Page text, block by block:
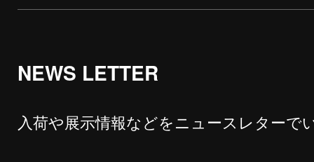
NEWS LETTER
入荷や展示情報などをニュースレターで